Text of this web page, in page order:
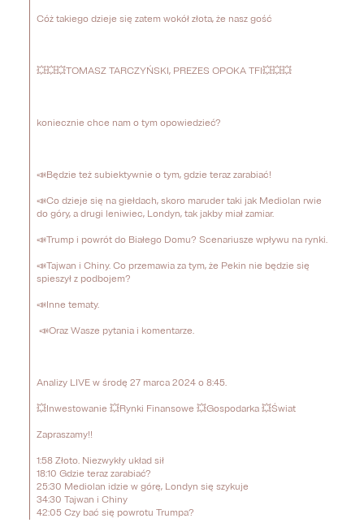
Cóż takiego dzieje się zatem wokół złota, że nasz gość
💥💥💥TOMASZ TARCZYŃSKI, PREZES OPOKA TFI💥💥💥
koniecznie chce nam o tym opowiedzieć?
📣Będzie też subiektywnie o tym, gdzie teraz zarabiać!
📣Co dzieje się na giełdach, skoro maruder taki jak Mediolan rwie
do góry, a drugi leniwiec, Londyn, tak jakby miał zamiar.
📣Trump i powrót do Białego Domu? Scenariusze wpływu na rynki.
📣Tajwan i Chiny. Co przemawia za tym, że Pekin nie będzie się
spieszył z podbojem?
📣Inne tematy.
Analizy LIVE w środę 27 marca 2024 o 8:45.
💥Inwestowanie 💥Rynki Finansowe 💥Gospodarka 💥Świat
Zapraszamy!!
1:58 Złoto. Niezwykły układ sił
18:10 Gdzie teraz zarabiać?
25:30 Mediolan idzie w górę, Londyn się szykuje
34:30 Tajwan i Chiny
42:05 Czy bać się powrotu Trumpa?